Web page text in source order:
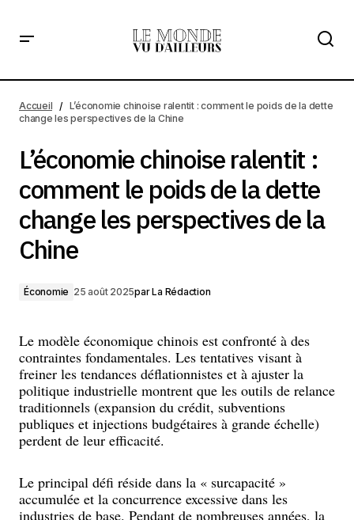
change les perspectives de la Chine
Accueil
L’économie chinoise ralentit : comment le poids de la dette
change les perspectives de la Chine
L’économie chinoise ralentit :
comment le poids de la dette
change les perspectives de la
Chine
Économie 25 août 2025parLa Rédaction
Le modèle économique chinois est confronté à des
contraintes fondamentales. Les tentatives visant à
freiner les tendances déflationnistes et à ajuster la
politique industrielle montrent que les outils de relance
traditionnels (expansion du crédit, subventions
publiques et injections budgétaires à grande échelle)
perdent de leur efficacité.
Le principal défi réside dans la « surcapacité »
accumulée et la concurrence excessive dans les
industries de base. Pendant de nombreuses années, la